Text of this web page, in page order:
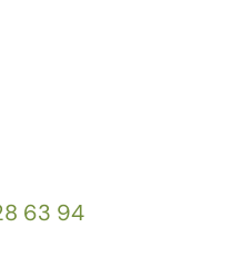
63 94